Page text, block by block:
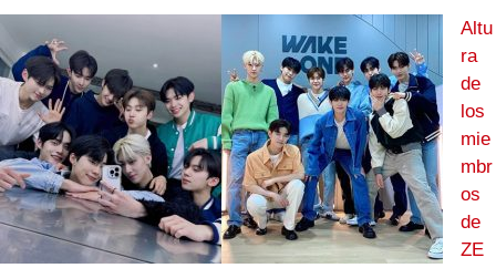
Altu
ra
de
los
mie
mbr
os
de
ZE